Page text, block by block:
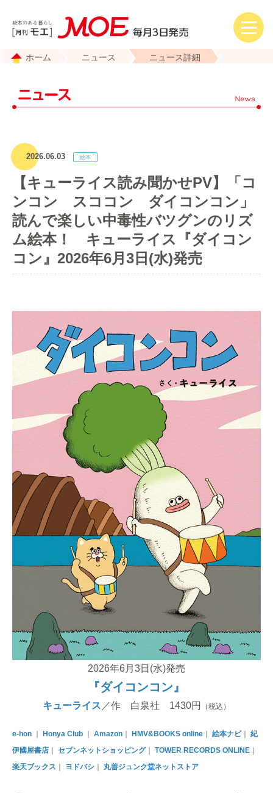
ホーム ニュース ニュース詳細
2026.06.03
【キューライス読み聞かせPV】「コ
ンコン スココン ダイコンコン」
読んで楽しい中毒性バツグンのリズ
ム絵本！ キューライス『ダイコン
コン』2026年6月3日(水)発売
2026年6月3日(水)発売
『ダイコンコン』
キューライス ／作 白泉社 1430円 （税込）
e-hon Honya Club Amazon HMV&BOOKS online 絵本ナビ｜ 紀
伊國屋書店
セブンネットショッピング｜ TOWER RECORDS ONLINE
楽天ブックス
ヨドバシ 丸善ジュンク堂ネットストア